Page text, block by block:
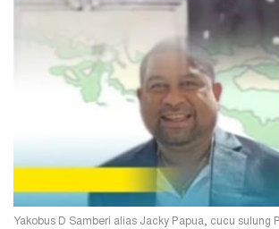
Yakobus D Samberi alias Jacky Papua, cucu sulung